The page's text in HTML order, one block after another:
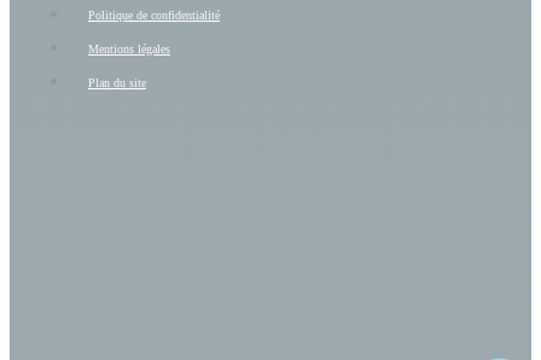
Politique de confidentialité
Mentions légales
Plan du site